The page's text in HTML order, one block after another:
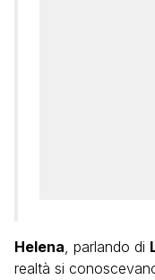
Helena, parlando di
realtà si